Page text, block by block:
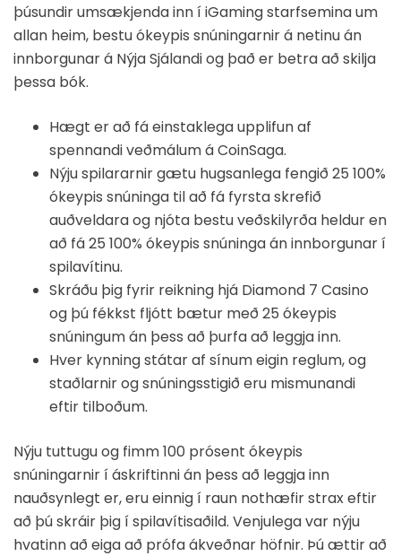
þúsundir umsækjenda inn í iGaming starfsemina um
allan heim, bestu ókeypis snúningarnir á netinu án
innborgunar á Nýja Sjálandi og það er betra að skilja
þessa bók.
Hægt er að fá einstaklega upplifun af
spennandi veðmálum á CoinSaga.
Nýju spilararnir gætu hugsanlega fengið 25 100%
ókeypis snúninga til að fá fyrsta skrefið
auðveldara og njóta bestu veðskilyrða heldur en
að fá 25 100% ókeypis snúninga án innborgunar í
spilavítinu.
Skráðu þig fyrir reikning hjá Diamond 7 Casino
og þú fékkst fljótt bætur með 25 ókeypis
snúningum án þess að þurfa að leggja inn.
Hver kynning státar af sínum eigin reglum, og
staðlarnir og snúningsstigið eru mismunandi
eftir tilboðum.
Nýju tuttugu og fimm 100 prósent ókeypis
snúningarnir í áskriftinni án þess að leggja inn
nauðsynlegt er, eru einnig í raun nothæfir strax eftir
að þú skráir þig í spilavítisaðild. Venjulega var nýju
hvatinn að eiga að prófa ákveðnar höfnir. Þú ættir að